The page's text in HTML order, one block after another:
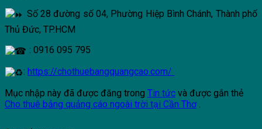
Số 28 đường số 04, Phường Hiệp Bình Chánh, Thành phố
Thủ Đức, TP.HCM
: 0916 095 795
:https://chothuebangquangcao.com/
Mục nhập này đã được đăng trong Tin tức và được gắn thẻ
Cho thuê bảng quảng cáo ngoài trời tại Cần Thơ.